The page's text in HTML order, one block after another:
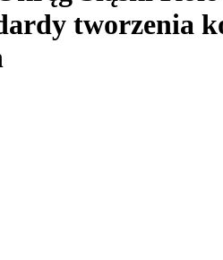
tworzenia